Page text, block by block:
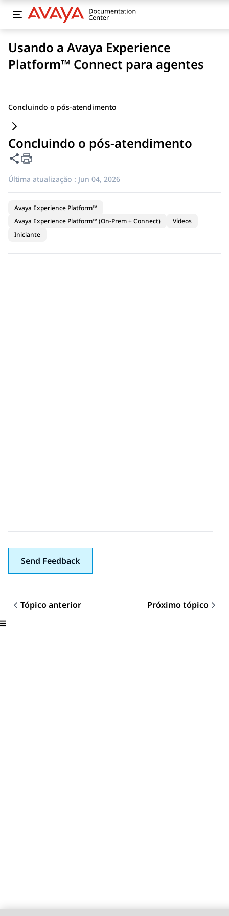
Usando a Avaya Experience
Platform™ Connect para agentes
Concluindo o pós-atendimento
Concluindo o pós-atendimento
Compartilhar esta página
Última atualização : Jun 04, 2026
Avaya Experience Platform™
Avaya Experience Platform™ (On-Prem + Connect)
Vídeos
Iniciante
Send Feedback
Topic navigation
Tópico anterior Próximo tópico